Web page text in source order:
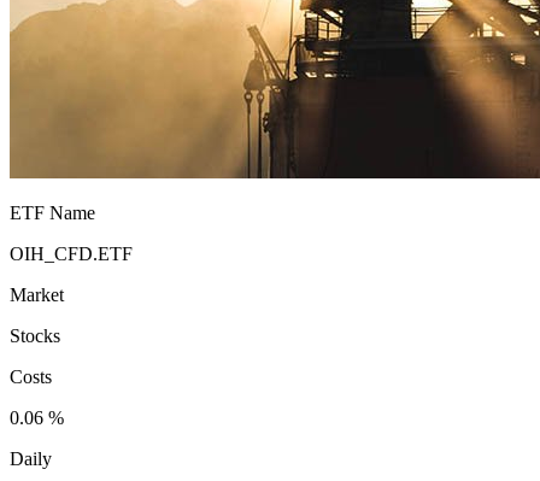
ETF Name
OIH_CFD.ETF
Market
Stocks
Costs
0.06 %
Daily